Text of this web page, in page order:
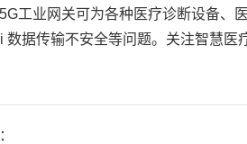
工业网关可为各种 医疗诊断设备、
数据传输不安全等问题。 关注智慧医